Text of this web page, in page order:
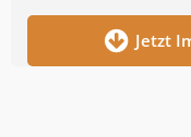
Jetzt